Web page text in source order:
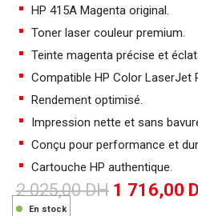
HP 415A Magenta original.
Toner laser couleur premium.
Teinte magenta précise et
Compatible HP Color LaserJet
Rendement optimisé.
Impression nette et sans
Conçu pour performance et
Cartouche HP authentique.
2 025,00DH 1 716,00
En stock